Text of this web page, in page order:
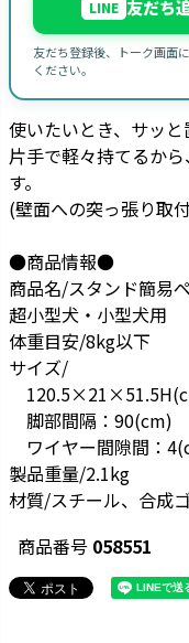
LINE 友だち
友だち登録後、トーク画面
ください。
使いたいとき、サッと
片手で軽々持てるか
す。
(壁面への突っ張り取
●商品情報●
商品名/スタンド簡易
超小型犬・小型犬用
体重目安/8kg以下
サイズ/
脚部間隔：90(cm)
ワイヤー間隙間：
製品重量/2.1kg
材質/スチール、合成
商品番号 058551